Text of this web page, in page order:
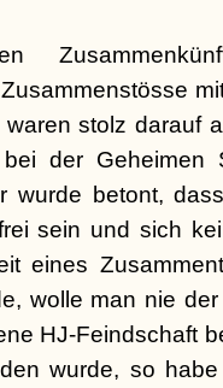
stolz darauf
der Geheimen
wurde betont,
sein und sich
eines
wolle man nie
HJ-Feindschaft
wurde, so